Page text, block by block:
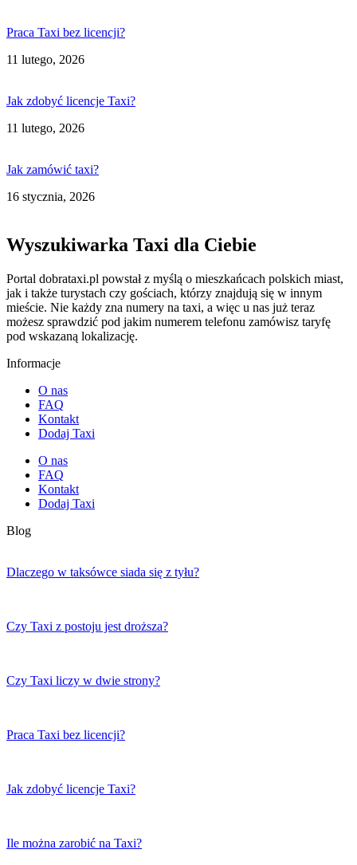
Praca Taxi bez licencji?
11 lutego, 2026
Jak zdobyć licencje Taxi?
11 lutego, 2026
Jak zamówić taxi?
16 stycznia, 2026
Wyszukiwarka Taxi dla Ciebie
Portal dobrataxi.pl powstał z myślą o mieszkańcach polskich miast,
jak i także turystach czy gościach, którzy znajdują się w innym
mieście. Nie każdy zna numery na taxi, a więc u nas już teraz
możesz sprawdzić pod jakim numerem telefonu zamówisz taryfę
pod wskazaną lokalizację.
Informacje
O nas
FAQ
Kontakt
Dodaj Taxi
O nas
FAQ
Kontakt
Dodaj Taxi
Blog
Dlaczego w taksówce siada się z tyłu?
Czy Taxi z postoju jest droższa?
Czy Taxi liczy w dwie strony?
Praca Taxi bez licencji?
Jak zdobyć licencje Taxi?
Ile można zarobić na Taxi?